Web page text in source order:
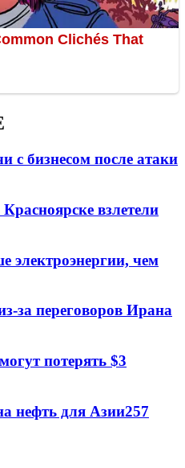
с бизнесом после атаки
взлетели
электроэнергии, чем
за переговоров Ирана
потерять $3
нефть для Азии257